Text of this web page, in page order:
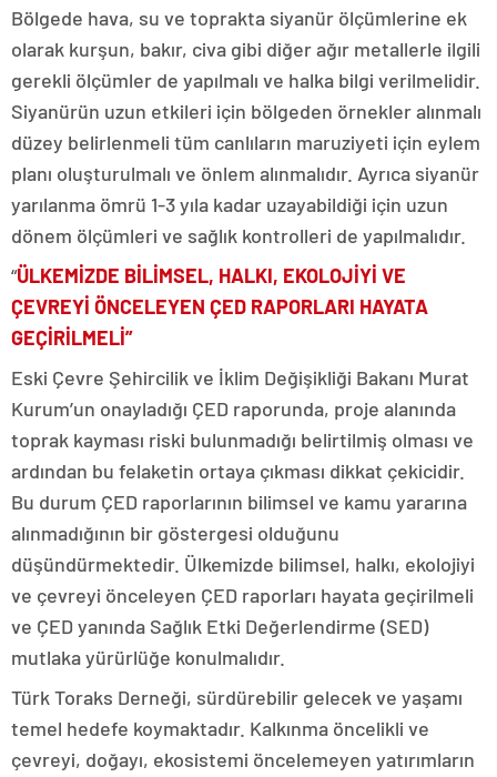
Bölgede hava, su ve toprakta siyanür ölçümlerine ek
olarak kurşun, bakır, civa gibi diğer ağır metallerle ilgili
gerekli ölçümler de yapılmalı ve halka bilgi verilmelidir.
Siyanürün uzun etkileri için bölgeden örnekler alınmalı
düzey belirlenmeli tüm canlıların maruziyeti için eylem
planı oluşturulmalı ve önlem alınmalıdır. Ayrıca siyanür
yarılanma ömrü 1-3 yıla kadar uzayabildiği için uzun
dönem ölçümleri ve sağlık kontrolleri de yapılmalıdır.
“ÜLKEMİZDE BİLİMSEL, HALKI, EKOLOJİYİ VE
ÇEVREYİ ÖNCELEYEN ÇED RAPORLARI HAYATA
GEÇİRİLMELİ”
Eski Çevre Şehircilik ve İklim Değişikliği Bakanı Murat
Kurum’un onayladığı ÇED raporunda, proje alanında
toprak kayması riski bulunmadığı belirtilmiş olması ve
ardından bu felaketin ortaya çıkması dikkat çekicidir.
Bu durum ÇED raporlarının bilimsel ve kamu yararına
alınmadığının bir göstergesi olduğunu
düşündürmektedir. Ülkemizde bilimsel, halkı, ekolojiyi
ve çevreyi önceleyen ÇED raporları hayata geçirilmeli
ve ÇED yanında Sağlık Etki Değerlendirme (SED)
mutlaka yürürlüğe konulmalıdır.
Türk Toraks Derneği, sürdürebilir gelecek ve yaşamı
temel hedefe koymaktadır. Kalkınma öncelikli ve
çevreyi, doğayı, ekosistemi öncelemeyen yatırımların